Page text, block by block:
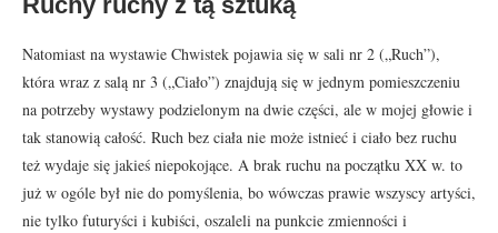
Natomiast na wystawie Chwistek pojawia się w sali nr 2 („Ruch”),
która wraz z salą nr 3 („Ciało”) znajdują się w jednym pomieszczeniu
na potrzeby wystawy podzielonym na dwie części, ale w mojej głowie i
tak stanowią całość. Ruch bez ciała nie może istnieć i ciało bez ruchu
też wydaje się jakieś niepokojące. A brak ruchu na początku XX w. to
już w ogóle był nie do pomyślenia, bo wówczas prawie wszyscy artyści,
nie tylko futuryści i kubiści, oszaleli na punkcie zmienności i